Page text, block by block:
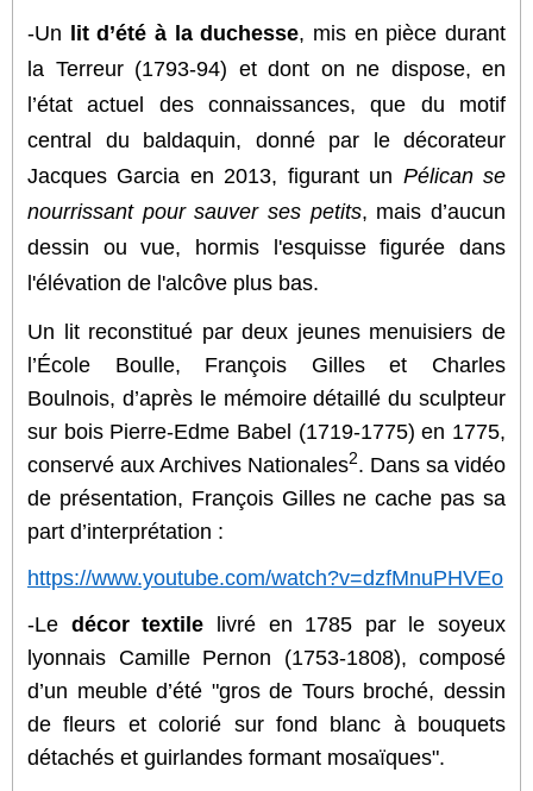
-Un lit d’été à la duchesse, mis en pièce durant
la Terreur (1793-94) et dont on ne dispose, en
l’état actuel des connaissances,que du motif
central du baldaquin, donné par le décorateur
Jacques Garcia en 2013, figurant un Pélican se
nourrissant pour sauver ses petits, mais d’aucun
dessin ou vue, hormis l'esquisse figurée dans
l'élévation de l'alcôve plus bas.
Un lit reconstitué par deux jeunes menuisiers de
l’École Boulle, François Gilles et Charles
Boulnois, d’après le mémoire détaillé du sculpteur
sur bois Pierre-Edme Babel (1719-1775) en 1775,
conservé aux Archives Nationales2. Dans sa vidéo
de présentation, François Gilles ne cache pas sa
part d’interprétation :
https://www.youtube.com/watch?v=dzfMnuPHVEo
-Le décor textile livré en 1785 par le soyeux
lyonnais Camille Pernon (1753-1808), composé
d’un meuble d’été "gros de Tours broché, dessin
de fleurs et colorié sur fond blanc à bouquets
détachés et guirlandes formant mosaïques".